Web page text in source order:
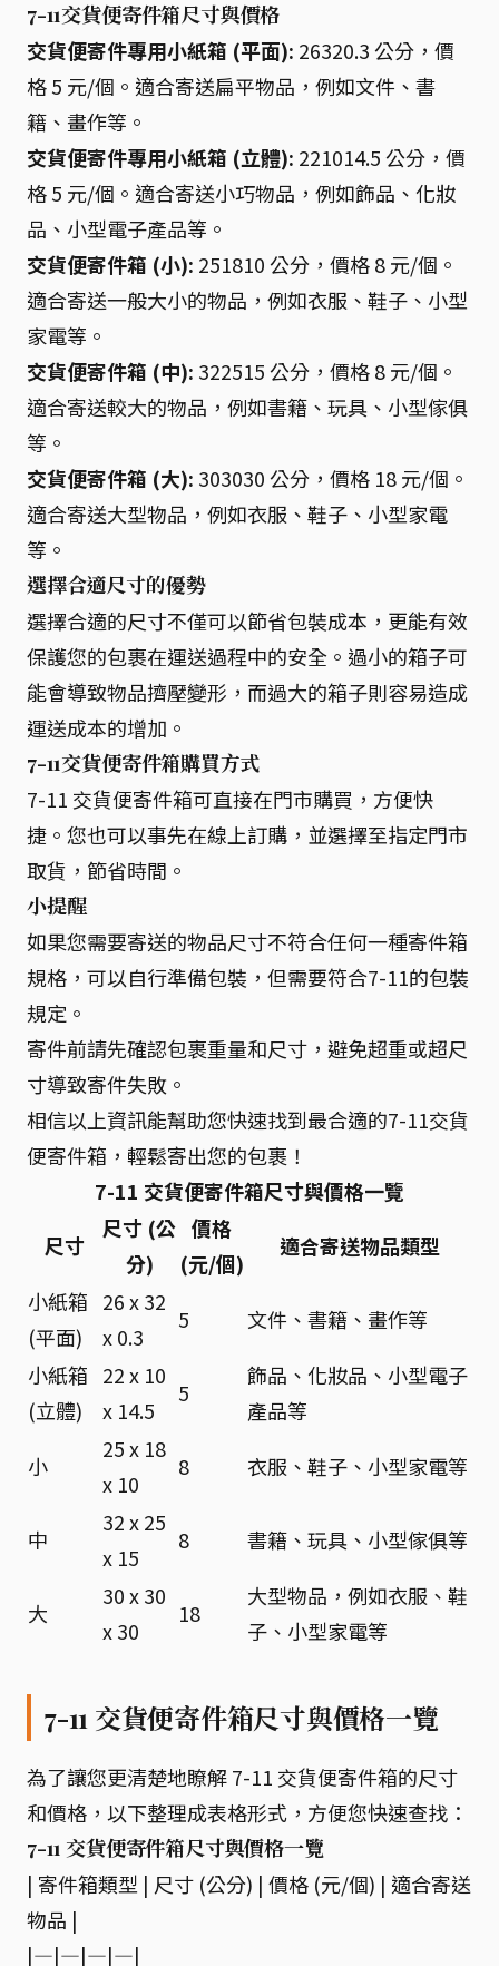
7-11交貨便寄件箱尺寸與價格
交貨便寄件專用小紙箱 (平面): 26320.3 公分，價
格 5 元/個。適合寄送扁平物品，例如文件、書
籍、畫作等。
交貨便寄件專用小紙箱 (立體): 221014.5 公分，價
格 5 元/個。適合寄送小巧物品，例如飾品、化妝
品、小型電子產品等。
交貨便寄件箱 (小): 251810 公分，價格 8 元/個。
適合寄送一般大小的物品，例如衣服、鞋子、小型
家電等。
交貨便寄件箱 (中): 322515 公分，價格 8 元/個。
適合寄送較大的物品，例如書籍、玩具、小型傢俱
等。
交貨便寄件箱 (大): 303030 公分，價格 18 元/個。
適合寄送大型物品，例如衣服、鞋子、小型家電
等。
選擇合適尺寸的優勢
選擇合適的尺寸不僅可以節省包裝成本，更能有效
保護您的包裹在運送過程中的安全。過小的箱子可
能會導致物品擠壓變形，而過大的箱子則容易造成
運送成本的增加。
7-11交貨便寄件箱購買方式
7-11 交貨便寄件箱可直接在門市購買，方便快
捷。您也可以事先在線上訂購，並選擇至指定門市
取貨，節省時間。
小提醒
如果您需要寄送的物品尺寸不符合任何一種寄件箱
規格，可以自行準備包裝，但需要符合7-11的包裝
規定。
寄件前請先確認包裹重量和尺寸，避免超重或超尺
寸導致寄件失敗。
相信以上資訊能幫助您快速找到最合適的7-11交貨
便寄件箱，輕鬆寄出您的包裹！
7-11 交貨便寄件箱尺寸與價格一覽
尺寸
尺寸 (公
分)
價格
(元/個)
適合寄送物品類型
小紙箱
(平面)
26 x 32
x 0.3
5
文件、書籍、畫作等
小紙箱
(立體)
22 x 10
x 14.5
5
飾品、化妝品、小型電子
產品等
小
25 x 18
x 10
8 衣服、鞋子、小型家電等
中
32 x 25
x 15
8 書籍、玩具、小型傢俱等
大
30 x 30
x 30
18
大型物品，例如衣服、鞋
子、小型家電等
7-11 交貨便寄件箱尺寸與價格一覽
為了讓您更清楚地瞭解 7-11 交貨便寄件箱的尺寸
和價格，以下整理成表格形式，方便您快速查找：
7-11 交貨便寄件箱尺寸與價格一覽
| 寄件箱類型 | 尺寸 (公分) | 價格 (元/個) | 適合寄送
物品 |
|—|—|—|—|